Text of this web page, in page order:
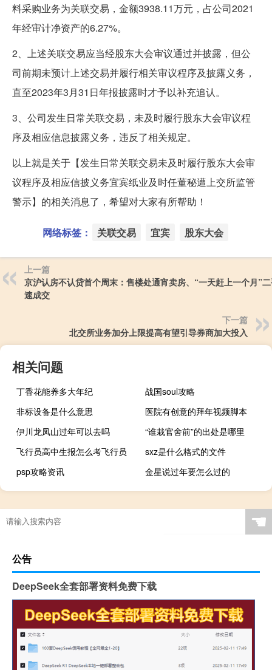
料采购业务为关联交易，金额3938.11万元，占公司2021
年经审计净资产的6.27%。
2、上述关联交易应当经股东大会审议通过并披露，但公
司前期未预计上述交易并履行相关审议程序及披露义务，
直至2023年3月31日年报披露时才予以补充追认。
3、公司发生日常关联交易，未及时履行股东大会审议程
序及相应信息披露义务，违反了相关规定。
以上就是关于【发生日常关联交易未及时履行股东大会审
议程序及相应信披义务宜宾纸业及时任董秘遭上交所监管
警示】的相关消息了，希望对大家有所帮助！
网络标签： 关联交易 宜宾 股东大会
上一篇
京沪认房不认贷首个周末：售楼处通宵卖房、“一天赶上一个月”
速成交
下一篇
北交所业务加分上限提高有望引导券商加大投入
相关问题
丁香花能养多大年纪
战国soul攻略
非标设备是什么意思
医院有创意的拜年视频脚本
伊川龙凤山过年可以去吗
“谁栽官舍前”的出处是哪里
飞行员高中生报怎么考飞行员
sxz是什么格式的文件
psp攻略资讯
金星说过年要怎么过的
☚
公告
DeepSeek全套部署资料免费下载